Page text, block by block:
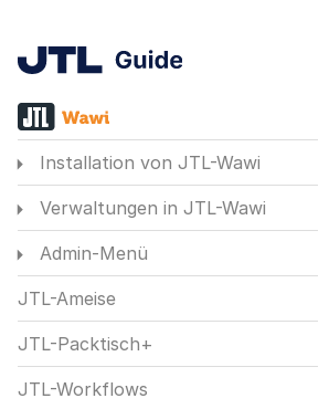
Installation von JTL-Wawi
Verwaltungen in JTL-Wawi
Admin-Menü
JTL-Ameise
JTL-Packtisch+
JTL-Workflows